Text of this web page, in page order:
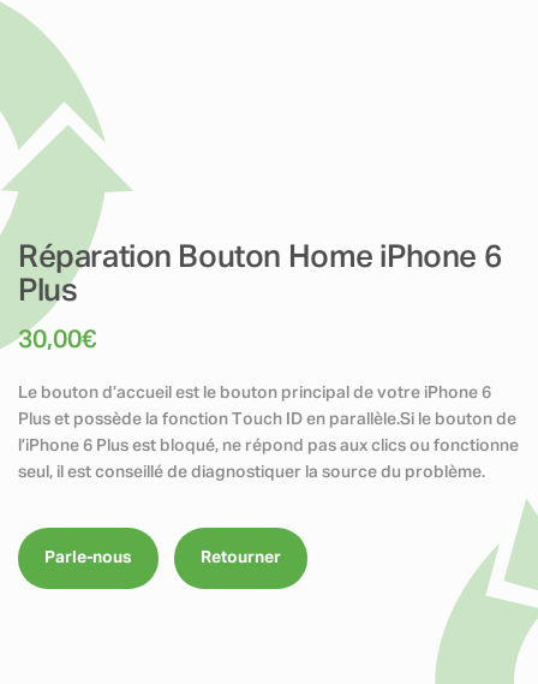
Réparation Bouton Home iPhone 6
Plus
30,00€
Le bouton d’accueil est le bouton principal de votre iPhone 6
Plus et possède la fonction Touch ID en parallèle.Si le bouton de
l’iPhone 6 Plus est bloqué, ne répond pas aux clics ou fonctionne
seul, il est conseillé de diagnostiquer la source du problème.
Parle-nous Retourner